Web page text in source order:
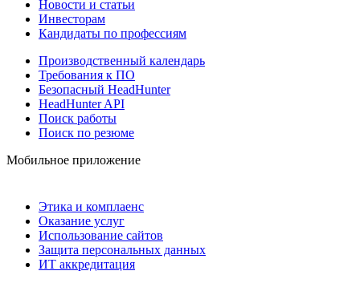
Новости и статьи
Инвесторам
Кандидаты по профессиям
Производственный календарь
Требования к ПО
Безопасный HeadHunter
HeadHunter API
Поиск работы
Поиск по резюме
Мобильное приложение
Этика и комплаенс
Оказание услуг
Использование сайтов
Защита персональных данных
ИТ аккредитация